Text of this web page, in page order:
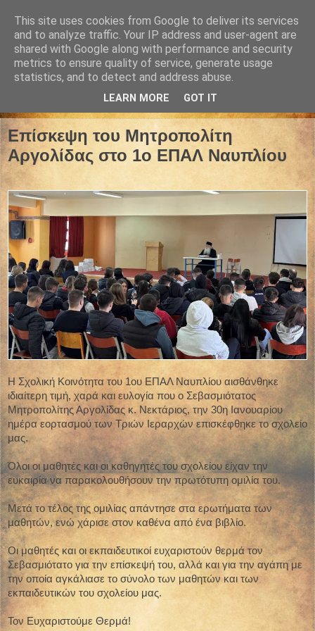
02 Φεβρουαρίου 2026
Επίσκεψη του Μητροπολίτη
Αργολίδας στο 1ο ΕΠΑΛ Ναυπλίου
Η Σχολική Κοινότητα του 1ου ΕΠΑΛ Ναυπλίου αισθάνθηκε
ιδιαίτερη τιμή, χαρά και ευλογία που ο Σεβασμιότατος
Μητροπολίτης Αργολίδας κ. Νεκτάριος, την 30η Ιανουαρίου
ημέρα εορτασμού των Τριών Ιεραρχών επισκέφθηκε το σχολείο
μας.
Όλοι οι μαθητές και οι καθηγητές του σχολείου είχαν την
ευκαιρία να παρακολουθήσουν την πρωτότυπη ομιλία του.
Μετά το τέλος της ομιλίας απάντησε στα ερωτήματα των
μαθητών, ενώ χάρισε στον καθένα από ένα βιβλίο.
Οι μαθητές και οι εκπαιδευτικοί ευχαριστούν θερμά τον
Σεβασμιότατο για την επίσκεψή του, αλλά και για την αγάπη με
την οποία αγκάλιασε το σύνολο των μαθητών και των
εκπαιδευτικών του σχολείου μας.
Τον Ευχαριστούμε Θερμά!
This site uses cookies from Google to deliver its services
and to analyze traffic. Your IP address and user-agent are
shared with Google along with performance and security
metrics to ensure quality of service, generate usage
statistics, and to detect and address abuse.
LEARN MORE GOT IT